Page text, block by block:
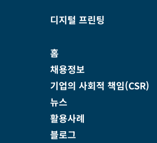
디지털 프린팅
홈
채용정보
기업의 사회적 책임(CSR)
뉴스
활용사례
블로그